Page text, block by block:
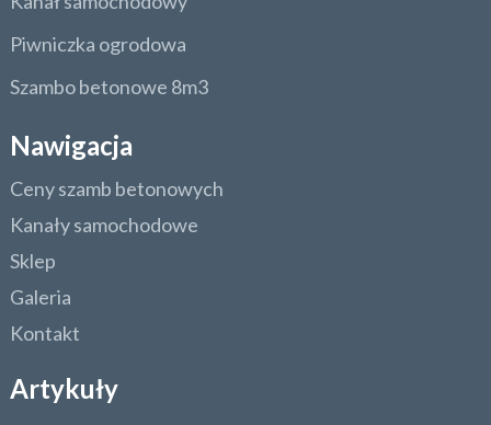
Piwniczka ogrodowa
Szambo betonowe 8m3
Nawigacja
Ceny szamb betonowych
Kanały samochodowe
Sklep
Galeria
Kontakt
Artykuły